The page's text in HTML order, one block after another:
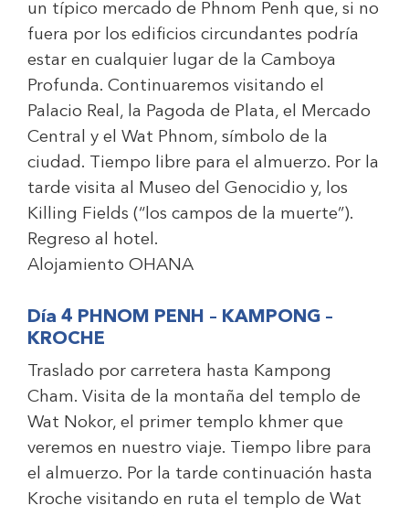
un típico mercado de Phnom Penh que, si no
fuera por los edificios circundantes podría
estar en cualquier lugar de la Camboya
Profunda. Continuaremos visitando el
Palacio Real, la Pagoda de Plata, el Mercado
Central y el Wat Phnom, símbolo de la
ciudad. Tiempo libre para el almuerzo. Por la
tarde visita al Museo del Genocidio y, los
Killing Fields (“los campos de la muerte”).
Regreso al hotel.
Alojamiento OHANA
Día 4 PHNOM PENH – KAMPONG –
KROCHE
Traslado por carretera hasta Kampong
Cham. Visita de la montaña del templo de
Wat Nokor, el primer templo khmer que
veremos en nuestro viaje. Tiempo libre para
el almuerzo. Por la tarde continuación hasta
Kroche visitando en ruta el templo de Wat